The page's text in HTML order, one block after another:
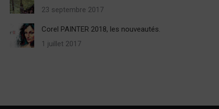
23 septembre 2017
Corel PAINTER 2018, les nouveautés.
1 juillet 2017